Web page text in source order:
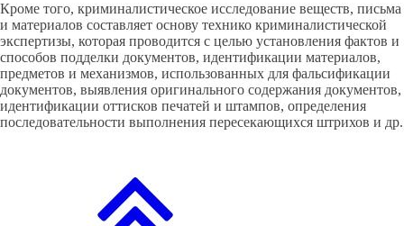
Кроме того, криминалистическое исследование веществ, письма
и материалов составляет основу технико криминалистической
экспертизы, которая проводится с целью установления фактов и
способов подделки документов, идентификации материалов,
предметов и механизмов, использованных для фальсификации
документов, выявления оригинального содержания документов,
идентификации оттисков печатей и штампов, определения
последовательности выполнения пересекающихся штрихов и др.